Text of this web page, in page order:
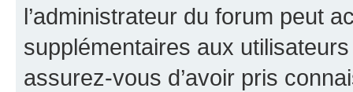
l’administrateur du forum peut
supplémentaires aux
assurez-vous d’avoir pris